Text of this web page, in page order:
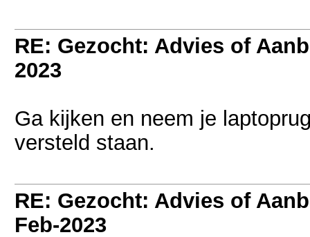
RE: Gezocht: Advies of
2023
Ga kijken en neem je
versteld staan.
RE: Gezocht: Advies of
Feb-2023